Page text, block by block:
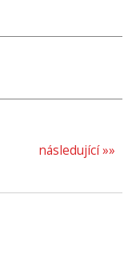
následující »»